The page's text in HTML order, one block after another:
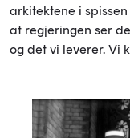
arkitektene i
at regjeringen ser
og det vi leverer. Vi